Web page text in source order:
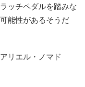
ッチペダルを踏みな
能性があるそうだ
リエル・ノマド